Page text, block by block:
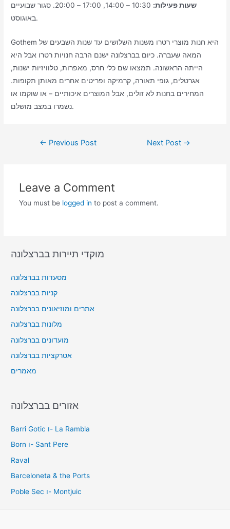
שעות פעילות:
10:30 – 14:00, 17:00 – 20:00. סגור שבועיים
באוגוסט.
Gothem היא חנות מוצרי רטרו משנות השלושים עד שנות השבעים של
המאה שעברה. כיום בברצלונה ישנם הרבה חנויות רטרו אבל היא
הייתה הראשונה. תמצאו שם כלי חרס, מאפרות, טלוויזיות ישנות,
אגרטלים, גופי תאורה, קרמיקה ופריטים אחרים מאותן תקופות.
המחירים בחנות לא זולים, אבל המוצרים איכותיים – או שוקמו או
נשמרו במצב מושלם.
Post← Previous Post Next Post →
Leave a Comment
You must be logged in to post a comment.
מוקדי תיירות בברצלונה
מסעדות בברצלונה
קניות בברצלונה
אתרים ומוזיאונים בברצלונה
מלונות בברצלונה
מועדונים בברצלונה
אטרקציות בברצלונה
מאמרים
אזורים בברצלונה
Barri Gotic ו- La Rambla
Born ו- Sant Pere
Raval
Barceloneta & the Ports
Poble Sec ו- Montjuic